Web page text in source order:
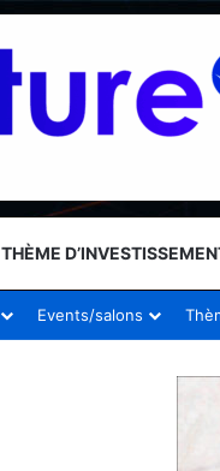
THÈME
Events/salons